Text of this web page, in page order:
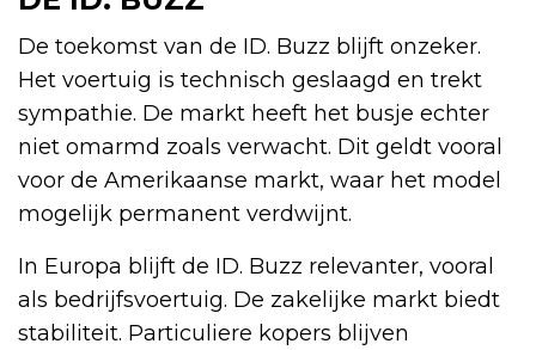
De toekomst van de ID. Buzz blijft onzeker.
Het voertuig is technisch geslaagd en trekt
sympathie. De markt heeft het busje echter
niet omarmd zoals verwacht. Dit geldt vooral
voor de Amerikaanse markt, waar het model
mogelijk permanent verdwijnt.
In Europa blijft de ID. Buzz relevanter, vooral
als bedrijfsvoertuig. De zakelijke markt biedt
stabiliteit. Particuliere kopers blijven